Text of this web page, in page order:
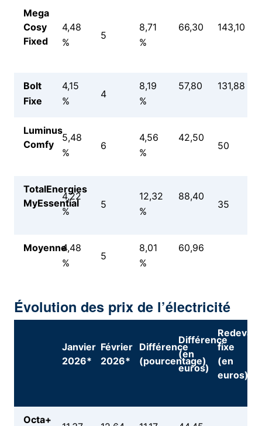
Mega
Cosy
Fixed
4,48
%
5
8,71
%
66,30 143,10
Bolt
Fixe
4,15
%
4
8,19
%
57,80 131,88
Luminus
Comfy
5,48
%
6
4,56
%
42,50
50
TotalEnergies
MyEssential
4,22
%
5
12,32
%
88,40
35
Moyenne4,48
%
5
8,01
%
60,96
Évolution des prix de l’électricité
Janvier
2026*
Février
2026*
Différence
(pourcentage)
Différence
(en
euros)
fixe
(en
euros)
Octa+